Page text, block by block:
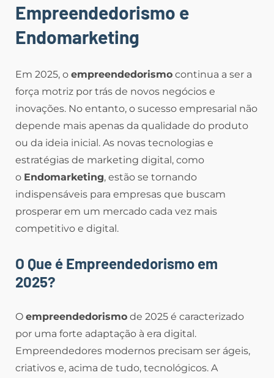
Empreendedorismo e
Endomarketing
Em 2025, o empreendedorismo continua a ser a
força motriz por trás de novos negócios e
inovações. No entanto, o sucesso empresarial não
depende mais apenas da qualidade do produto
ou da ideia inicial. As novas tecnologias e
estratégias de marketing digital, como
o Endomarketing, estão se tornando
indispensáveis para empresas que buscam
prosperar em um mercado cada vez mais
competitivo e digital.
O Que é Empreendedorismo em
2025?
O empreendedorismo de 2025 é caracterizado
por uma forte adaptação à era digital.
Empreendedores modernos precisam ser ágeis,
criativos e, acima de tudo, tecnológicos. A